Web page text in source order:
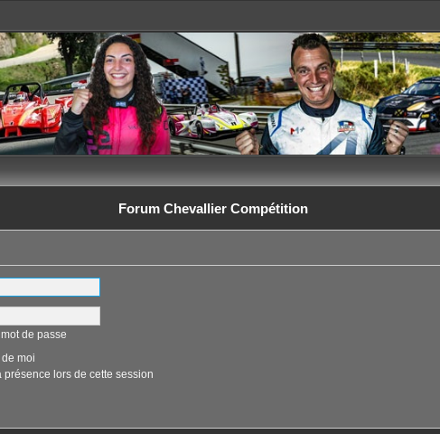
Forum Chevallier Compétition
de passe
moi
présence lors de cette session